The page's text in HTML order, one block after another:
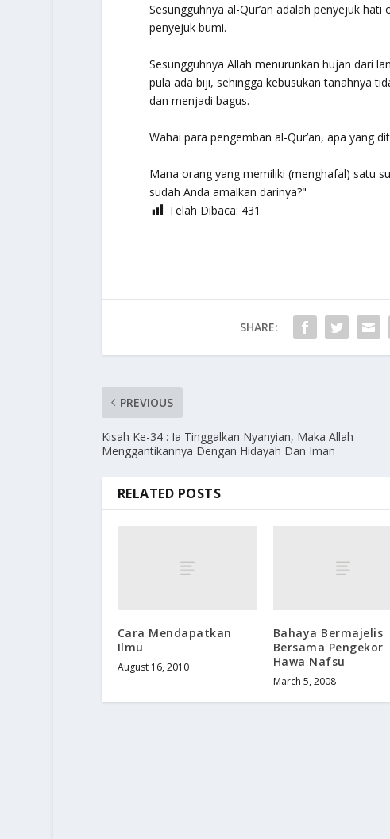
Sesungguhnya al-Qur’an adalah penyejuk
penyejuk bumi.
Sesungguhnya Allah menurunkan hujan dari
pula ada biji, sehingga kebusukan tanahnya
dan menjadi bagus.
Wahai para pengemban al-Qur’an, apa yang
Mana orang yang memiliki (menghafal) satu
sudah Anda amalkan darinya?"
Telah Dibaca: 431
SHARE:
PREVIOUS
Kisah Ke-34 : Ia Tinggalkan Nyanyian, Maka Allah
Menggantikannya Dengan Hidayah Dan Iman
RELATED POSTS
Cara Mendapatkan
Ilmu
August 16, 2010
Bahaya Bermajelis
Bersama Pengekor
Hawa Nafsu
March 5, 2008